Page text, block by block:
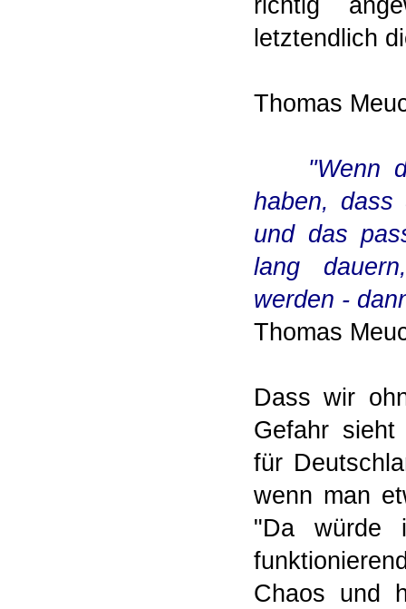
richtig
letztendlich
Thomas
"Wenn
haben, dass
und das
lang
werden -
Thomas
Dass wir
Gefahr sieht
für
wenn man
"Da würde
Chaos und